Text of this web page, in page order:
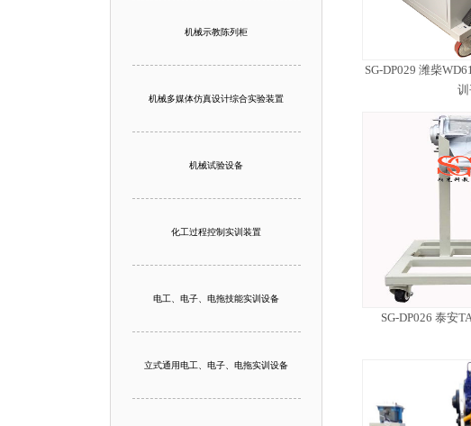
机械示教陈列柜
机械多媒体仿真设计综合实验装置
机械试验设备
化工过程控制实训装置
电工、电子、电拖技能实训设备
立式通用电工、电子、电拖实训设备
SG-DP029 潍柴
训
SG-DP026 泰安